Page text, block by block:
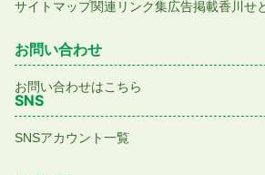
サイトマップ関連リンク集広告掲載香川せ
お問い合わせ
お問い合わせはこちら
SNS
SNSアカウント一覧